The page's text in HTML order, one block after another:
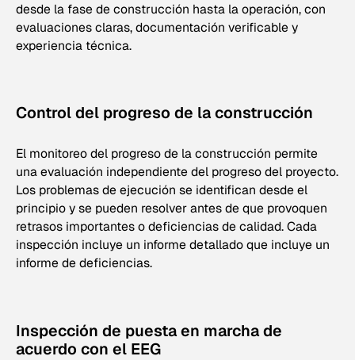
desde la fase de construcción hasta la operación, con
evaluaciones claras, documentación verificable y
experiencia técnica.
Control del progreso de la construcción
El monitoreo del progreso de la construcción permite
una evaluación independiente del progreso del proyecto.
Los problemas de ejecución se identifican desde el
principio y se pueden resolver antes de que provoquen
retrasos importantes o deficiencias de calidad. Cada
inspección incluye un informe detallado que incluye un
informe de deficiencias.
Inspección de puesta en marcha de
acuerdo con el EEG